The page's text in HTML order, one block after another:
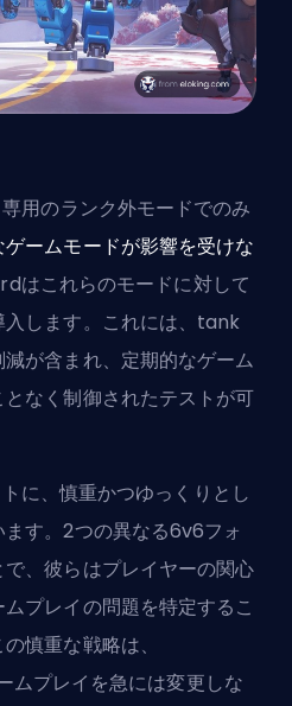
用のランク外モードでのみ
ゲームモードが影響を受けな
はこれらのモードに対して
します。これには、 tank
が含まれ、定期的なゲーム
なく制御されたテストが可
に、慎重かつゆっくりとし
す。2つの異なる6v6フォ
、彼らはプレイヤーの関心
プレイの問題を特定するこ
慎重な戦略は、
プレイを急には変更しな